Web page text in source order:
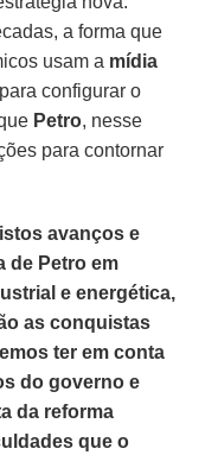
a forma que
usam a mídia
configurar o
Petro, nesse
para contornar
avanços e
de Petro em
e energética,
as conquistas
ter em conta
do governo e
da reforma
que o